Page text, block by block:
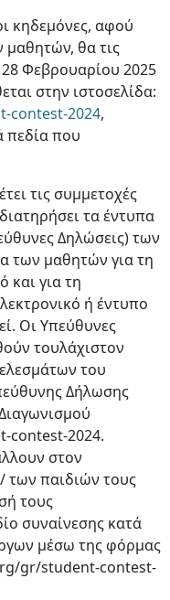
κηδεμόνες, αφού
μαθητών, θα τις
Φεβρουαρίου 2025
στην ιστοσελίδα:
contest-2024,
πεδία που
τις συμμετοχές
τα έντυπα
Δηλώσεις) των
των μαθητών για τη
και για τη
ή έντυπο
Οι Υπεύθυνες
τουλάχιστον
του
Δήλωσης
contest-2024.
στον
των παιδιών τους
τους
συναίνεσης κατά
μέσω της φόρμας
gr/student-contest-